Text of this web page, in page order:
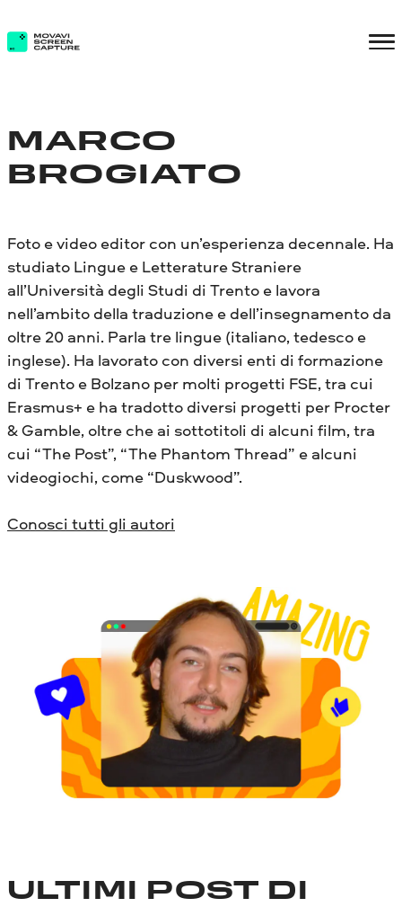
MARCO
BROGIATO
Foto e video editor con un’esperienza decennale. Ha
studiato Lingue e Letterature Straniere
all’Università degli Studi di Trento e lavora
nell’ambito della traduzione e dell’insegnamento da
oltre 20 anni. Parla tre lingue (italiano, tedesco e
inglese). Ha lavorato con diversi enti di formazione
di Trento e Bolzano per molti progetti FSE, tra cui
Erasmus+ e ha tradotto diversi progetti per Procter
& Gamble, oltre che ai sottotitoli di alcuni film, tra
cui “The Post”, “The Phantom Thread” e alcuni
videogiochi, come “Duskwood”.
Conosci tutti gli autori
ULTIMI POST DI